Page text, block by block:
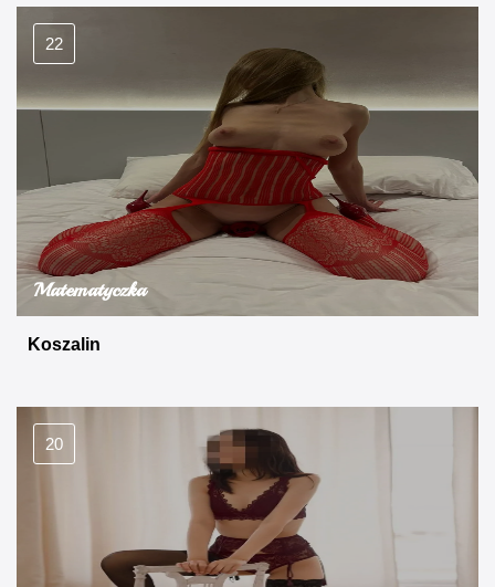
22
Matematyczka
Koszalin
20